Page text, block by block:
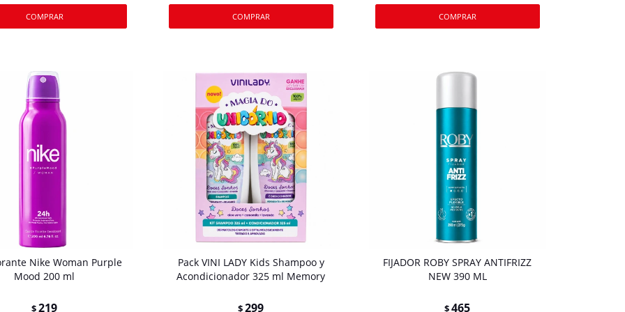
Nike Woman Purple
Mood 200 ml
$219
Pack VINI LADY Kids Shampoo y
Acondicionador 325 ml Memory
$299
FIJADOR ROBY SPRAY ANTIFRIZZ
NEW 390 ML
$465